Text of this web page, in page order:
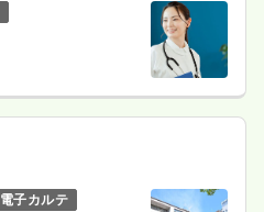
電子カルテ